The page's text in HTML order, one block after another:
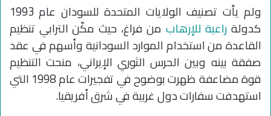
ولم يأت تصنيف الولايات المتحدة للسودان عام 1993
كدولة راعية للإرهاب من فراغ، حيث مكّن الترابي تنظيم
القاعدة من استخدام الموارد السودانية وأسهم في عقد
صفقة بينه وبين الحرس الثوري الإيراني، منحت التنظيم
قوة مضاعفة ظهرت بوضوح في تفجيرات عام 1998 التي
استهدفت سفارات دول غربية في شرق أفريقيا.